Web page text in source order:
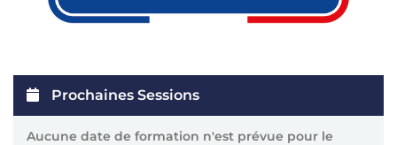
Prochaines Sessions
Aucune date de formation n'est prévue pour le